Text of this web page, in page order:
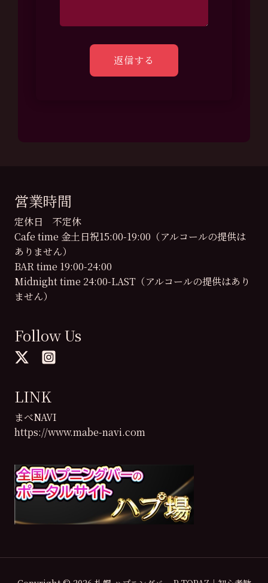
営業時間
定休日 不定休
Cafe time 金土日祝15:00-19:00（アルコールの提供は
ありません）
BAR time 19:00-24:00
Midnight time 24:00-LAST（アルコールの提供はあり
ません）
Follow Us
LINK
まべNAVI
https://www.mabe-navi.com